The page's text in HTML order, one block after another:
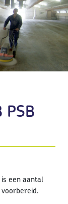
PSB
een aantal